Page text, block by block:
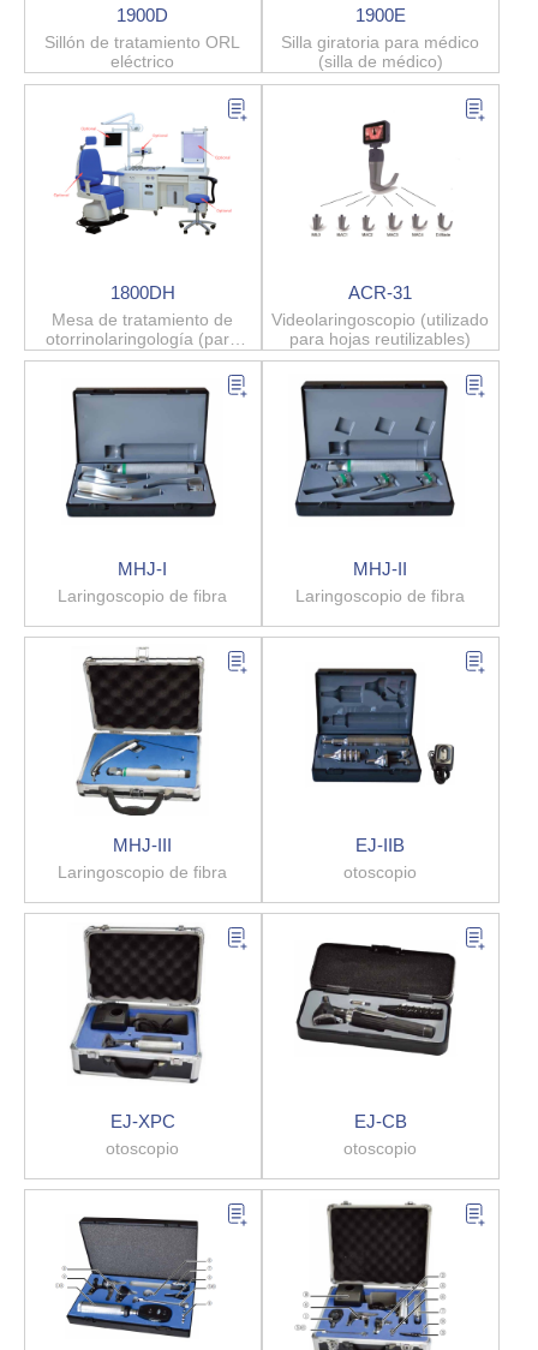
1900D
Sillón de tratamiento ORL
eléctrico
1900E
Silla giratoria para médico
(silla de médico)
1800DH
Mesa de tratamiento de
otorrinolaringología (para
personas individuales)
ACR-31
Videolaringoscopio (utilizado
para hojas reutilizables)
MHJ-I
Laringoscopio de fibra
MHJ-II
Laringoscopio de fibra
MHJ-III
Laringoscopio de fibra
EJ-IIB
otoscopio
EJ-XPC
otoscopio
EJ-CB
otoscopio